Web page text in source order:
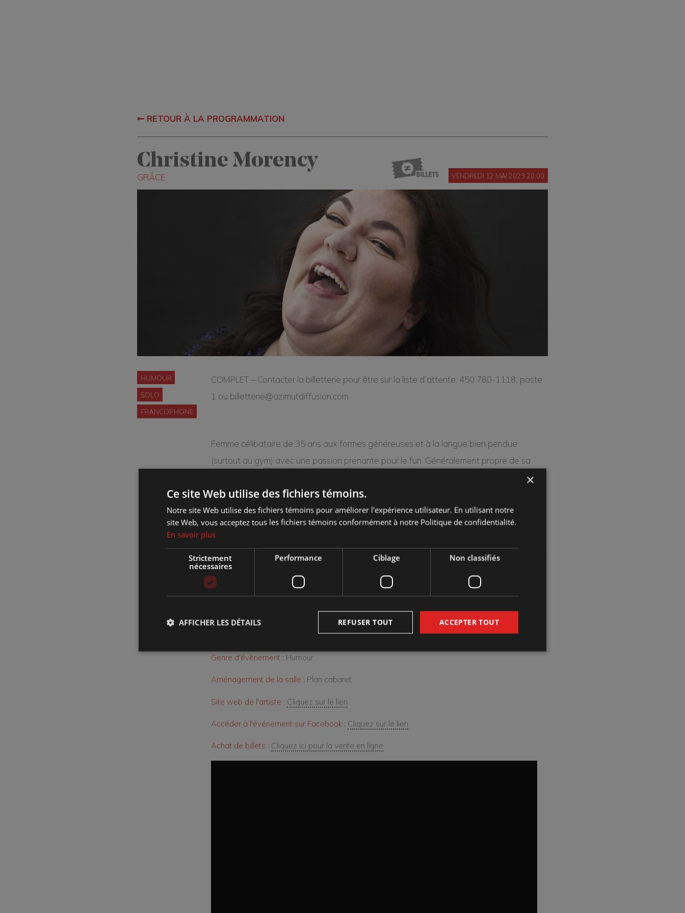
RETOUR À LA PROGRAMMATION
Christine Morency
GRÂCE
HUMOUR
SOLO
FRANCOPHONE
COMPLET – Contacter la billetterie pour être sur la liste d’attente. 450 780-1118, poste
1 ou billetterie@azimutdiffusion.com
Femme célibataire de 35 ans aux formes généreuses et à la langue bien pendue
(surtout au gym) avec une passion prenante pour le fun. Généralement propre de sa
Forte d’un talent inné pour se mettre dans des situations humiliantes, elle a plus d’une
anecdote dans sa sacoche. Bref, une femme assumée, parfois crue, qui donne son
opinion tout en restant sensible (surtout au niveau des mamelons). Cherche quelqu’un
avec de l’écoute et un bon sens de l’humour pour un premier rendez-vous de 75 minutes.
Où : Marché des arts Desjardins - Salle Georges-Codling
vendredi 12 mai 2023 20:00
42 $ / MEMBRE : 38 $
VENDREDI 12 MAI 2023 20:00
Genre d'évènement : Humour
Aménagement de la salle : Plan cabaret
Site web de l'artiste : Cliquez sur le lien
Accéder à l'événement sur Facebook : Cliquez sur le lien
Achat de billets : Cliquez ici pour la vente en ligne
×
Ce site Web utilise des fichiers témoins.
Notre site Web utilise des fichiers témoins pour améliorer l'expérience utilisateur. En utilisant notre
site Web, vous acceptez tous les fichiers témoins conformément à notre Politique de confidentialité.
En savoir plus
Strictement
nécessaires
Performance Ciblage Non classifiés
ACCEPTER TOUT
REFUSER TOUT
AFFICHER LES DÉTAILS